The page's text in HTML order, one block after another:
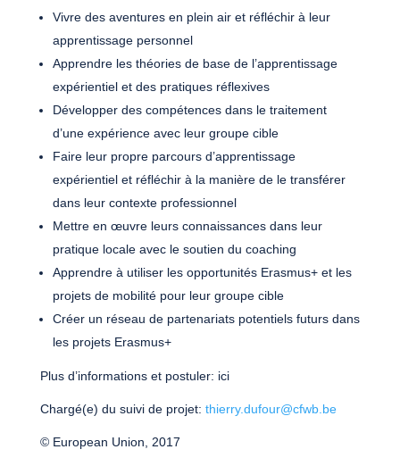
Vivre des aventures en plein air et réfléchir à leur
apprentissage personnel
Apprendre les théories de base de l’apprentissage
expérientiel et des pratiques réflexives
Développer des compétences dans le traitement
d’une expérience avec leur groupe cible
Faire leur propre parcours d’apprentissage
expérientiel et réfléchir à la manière de le transférer
dans leur contexte professionnel
Mettre en œuvre leurs connaissances dans leur
pratique locale avec le soutien du coaching
Apprendre à utiliser les opportunités Erasmus+ et les
projets de mobilité pour leur groupe cible
Créer un réseau de partenariats potentiels futurs dans
les projets Erasmus+
Plus d’informations et postuler: ici
Chargé(e) du suivi de projet: thierry.dufour@cfwb.be
© European Union, 2017